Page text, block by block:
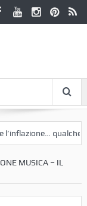
qualche
MUSICA – IL